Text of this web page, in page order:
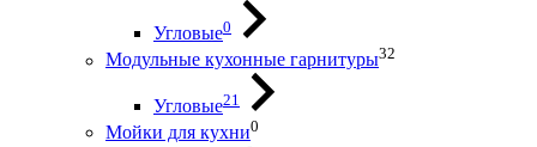
Угловые0
Модульные кухонные гарнитуры32
Угловые21
Мойки для кухни0